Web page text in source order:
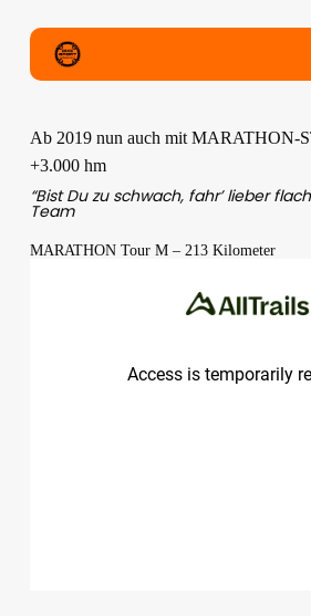
main
content
Ab 2019 nun auch mit MARATHON-
+3.000 hm
“Bist Du zu schwach, fahr’ lieber
Team
MARATHON Tour M – 213 Kilometer